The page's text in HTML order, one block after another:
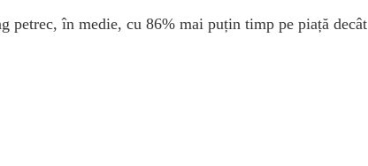
petrec, în medie, cu 86% mai puțin timp pe piață decât